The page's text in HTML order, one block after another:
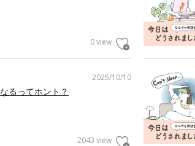
0 view
2025/10/10
るってホント？
2043 view